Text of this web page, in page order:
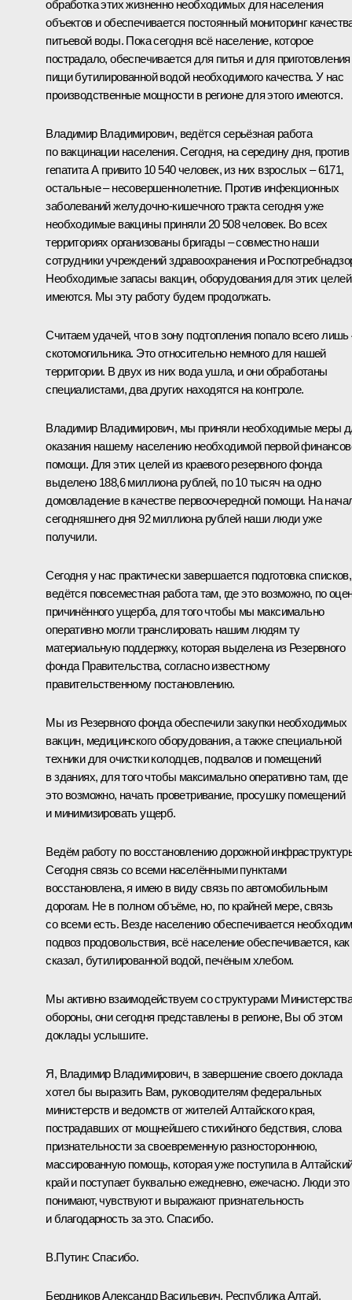
обработка этих жизненно необходимых для населения
объектов и обеспечивается постоянный мониторинг
питьевой воды. Пока сегодня всё население, которое
пострадало, обеспечивается для питья и для приготовления
пищи бутилированной водой необходимого качества. У нас
производственные мощности в регионе для этого имеются.
Владимир Владимирович, ведётся серьёзная работа
по вакцинации населения. Сегодня, на середину дня, против
гепатита А привито 10 540 человек, из них взрослых – 6171,
остальные – несовершеннолетние. Против инфекционных
заболеваний желудочно-кишечного тракта сегодня уже
необходимые вакцины приняли 20 508 человек. Во всех
территориях организованы бригады – совместно наши
сотрудники учреждений здравоохранения и
Необходимые запасы вакцин, оборудования для этих целей
имеются. Мы эту работу будем продолжать.
Считаем удачей, что в зону подтопления попало всего лишь
скотомогильника. Это относительно немного для нашей
территории. В двух из них вода ушла, и они обработаны
специалистами, два других находятся на контроле.
Владимир Владимирович, мы приняли необходимые меры
оказания нашему населению необходимой первой
помощи. Для этих целей из краевого резервного фонда
выделено 188,6 миллиона рублей, по 10 тысяч на одно
домовладение в качестве первоочередной помощи. На
сегодняшнего дня 92 миллиона рублей наши люди уже
получили.
Сегодня у нас практически завершается подготовка списков,
ведётся повсеместная работа там, где это возможно, по
причинённого ущерба, для того чтобы мы максимально
оперативно могли транслировать нашим людям ту
материальную поддержку, которая выделена из Резервного
фонда Правительства, согласно известному
правительственному постановлению.
Мы из Резервного фонда обеспечили закупки необходимых
вакцин, медицинского оборудования, а также специальной
техники для очистки колодцев, подвалов и помещений
в зданиях, для того чтобы максимально оперативно там, где
это возможно, начать проветривание, просушку помещений
и минимизировать ущерб.
Ведём работу по восстановлению дорожной
Сегодня связь со всеми населёнными пунктами
восстановлена, я имею в виду связь по автомобильным
дорогам. Не в полном объёме, но, по крайней мере, связь
со всеми есть. Везде населению обеспечивается
подвоз продовольствия, всё население обеспечивается, как
сказал, бутилированной водой, печёным хлебом.
Мы активно взаимодействуем со структурами Министерства
обороны, они сегодня представлены в регионе, Вы об этом
доклады услышите.
Я, Владимир Владимирович, в завершение своего доклада
хотел бы выразить Вам, руководителям федеральных
министерств и ведомств от жителей Алтайского края,
пострадавших от мощнейшего стихийного бедствия, слова
признательности за своевременную разностороннюю,
массированную помощь, которая уже поступила в
край и поступает буквально ежедневно, ежечасно. Люди это
понимают, чувствуют и выражают признательность
и благодарность за это. Спасибо.
В.Путин: Спасибо.
Бердников Александр Васильевич, Республика Алтай.